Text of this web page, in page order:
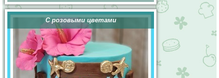
С розовыми цветами